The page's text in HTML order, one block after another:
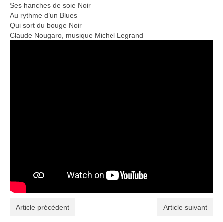
Ses hanches de soie Noir
Au rythme d’un Blues
Qui sort du bouge Noir
Claude Nougaro, musique Michel Legrand
Article précédent Article suivant